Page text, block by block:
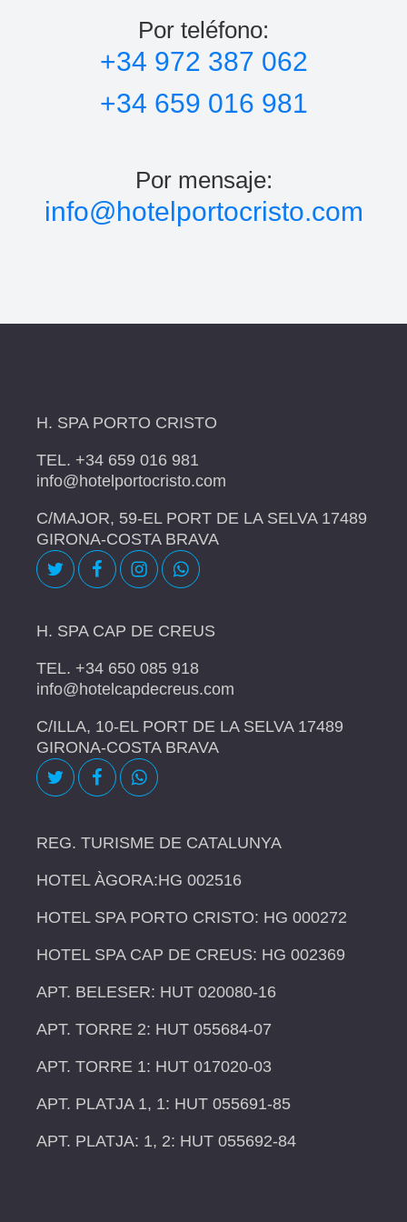
Por teléfono:
+34 972 387 062
+34 659 016 981
Por mensaje:
info@hotelportocristo.com
H. SPA PORTO CRISTO
TEL. +34 659 016 981
info@hotelportocristo.com
C/MAJOR, 59-EL PORT DE LA SELVA 17489
GIRONA-COSTA BRAVA
H. SPA CAP DE CREUS
TEL. +34 650 085 918
info@hotelcapdecreus.com
C/ILLA, 10-EL PORT DE LA SELVA 17489
GIRONA-COSTA BRAVA
REG. TURISME DE CATALUNYA
HOTEL ÀGORA:HG 002516
HOTEL SPA PORTO CRISTO: HG 000272
HOTEL SPA CAP DE CREUS: HG 002369
APT. BELESER: HUT 020080-16
APT. TORRE 2: HUT 055684-07
APT. TORRE 1: HUT 017020-03
APT. PLATJA 1, 1: HUT 055691-85
APT. PLATJA: 1, 2: HUT 055692-84